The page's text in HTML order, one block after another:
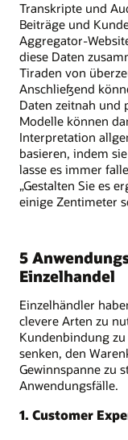
Transkripte und
Beiträge und
Aggregator-
diese Daten
Tiraden von
Anschließend
Daten zeitnah und
Modelle können
Interpretation
basieren, indem
lasse es immer
„Gestalten Sie es
einige Zentimeter
5
Einzelhandel
Einzelhändler
clevere Arten zu
Kundenbindung
senken, den
Gewinnspanne zu
Anwendungsfälle.
1. Customer